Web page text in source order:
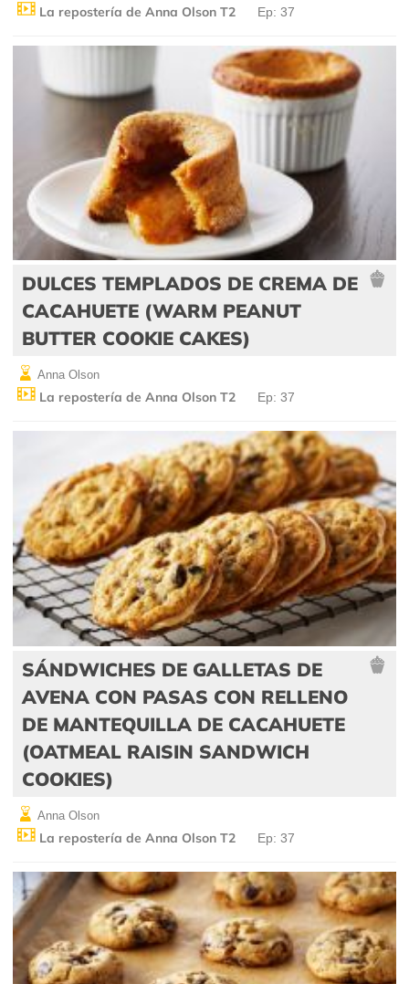
La repostería de Anna Olson T2 Ep: 37
DULCES TEMPLADOS DE CREMA DE
CACAHUETE (WARM PEANUT
BUTTER COOKIE CAKES)
Anna Olson
La repostería de Anna Olson T2 Ep: 37
SÁNDWICHES DE GALLETAS DE
AVENA CON PASAS CON RELLENO
DE MANTEQUILLA DE CACAHUETE
(OATMEAL RAISIN SANDWICH
COOKIES)
Anna Olson
La repostería de Anna Olson T2 Ep: 37